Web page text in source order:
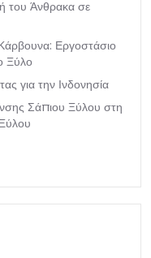
του Άνθρακα σε
Εργοστάσιο
Ξύλο
για την Ινδονησία
Σάπιου Ξύλου στη